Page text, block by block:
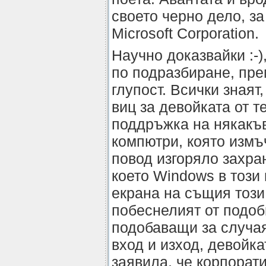
своето черно дело,
Microsoft Corporation.
Научно доказвайки
по подразбиране,
глупост. Всички
виц за девойката от
поддръжка на
компютри, която
повод изгоряло
което Windows в
екрана на същия
побеснелият от
подобаващи за
вход и изход,
заявила, че